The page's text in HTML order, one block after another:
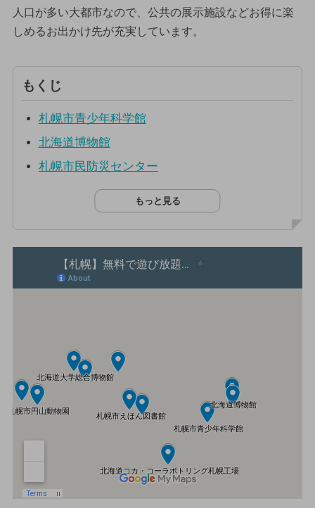
人口が多い大都市なので、公共の展示施設などお得に楽
しめるお出かけ先が充実しています。
もくじ
札幌市青少年科学館
北海道博物館
札幌市民防災センター
もっと見る